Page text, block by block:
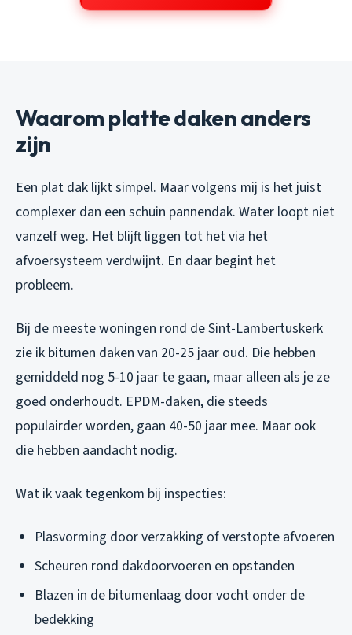
Waarom platte daken anders
zijn
Een plat dak lijkt simpel. Maar volgens mij is het juist
complexer dan een schuin pannendak. Water loopt niet
vanzelf weg. Het blijft liggen tot het via het
afvoersysteem verdwijnt. En daar begint het
probleem.
Bij de meeste woningen rond de Sint-Lambertuskerk
zie ik bitumen daken van 20-25 jaar oud. Die hebben
gemiddeld nog 5-10 jaar te gaan, maar alleen als je ze
goed onderhoudt. EPDM-daken, die steeds
populairder worden, gaan 40-50 jaar mee. Maar ook
die hebben aandacht nodig.
Wat ik vaak tegenkom bij inspecties:
Plasvorming door verzakking of verstopte afvoeren
Scheuren rond dakdoorvoeren en opstanden
Blazen in de bitumenlaag door vocht onder de
bedekking